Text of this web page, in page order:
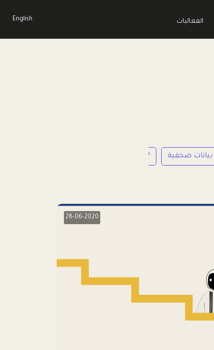
الفعاليات English
بيانات صحفية LP
28-06-2020